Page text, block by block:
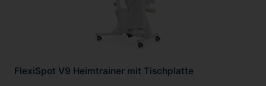
FlexiSpot V9 Heimtrainer mit Tischplatte